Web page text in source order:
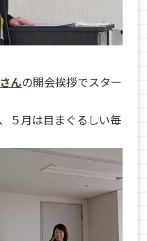
んの開会挨拶でスター
５月は目まぐるしい毎